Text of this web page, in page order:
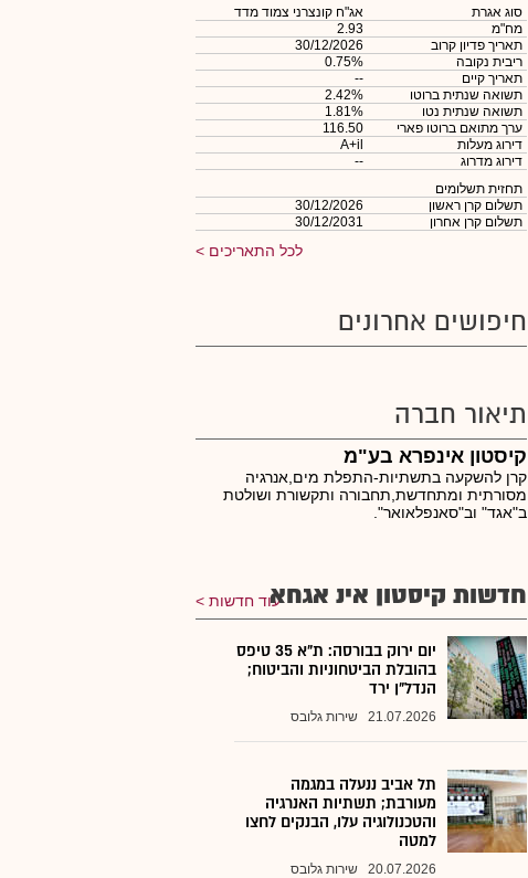
סוג אגרת
אג"ח קונצרני צמוד מדד
מח"מ
2.93
תאריך פדיון קרוב
30/12/2026
ריבית נקובה
0.75%
תאריך קיים
--
תשואה שנתית ברוטו
2.42%
תשואה שנתית נטו
1.81%
ערך מתואם ברוטו פארי
116.50
דירוג מעלות
A+il
דירוג מדרוג
--
תחזית תשלומים
תשלום קרן ראשון
30/12/2026
תשלום קרן אחרון
30/12/2031
לכל התאריכים
חיפושים אחרונים
תיאור חברה
קיסטון אינפרא בע"מ
קרן להשקעה בתשתיות-התפלת מים,אנרגיה
מסורתית ומתחדשת,תחבורה ותקשורת ושולטת
ב"אגד" וב"סאנפלאואר".
חדשות קיסטון אינ אגחאעוד חדשות
יום ירוק בבורסה: ת"א 35 טיפס
בהובלת הביטחוניות והביטוח;
הנדל"ן ירד
21.07.2026 שירות גלובס
תל אביב ננעלה במגמה
מעורבת; תשתיות האנרגיה
והטכנולוגיה עלו, הבנקים לחצו
למטה
20.07.2026 שירות גלובס